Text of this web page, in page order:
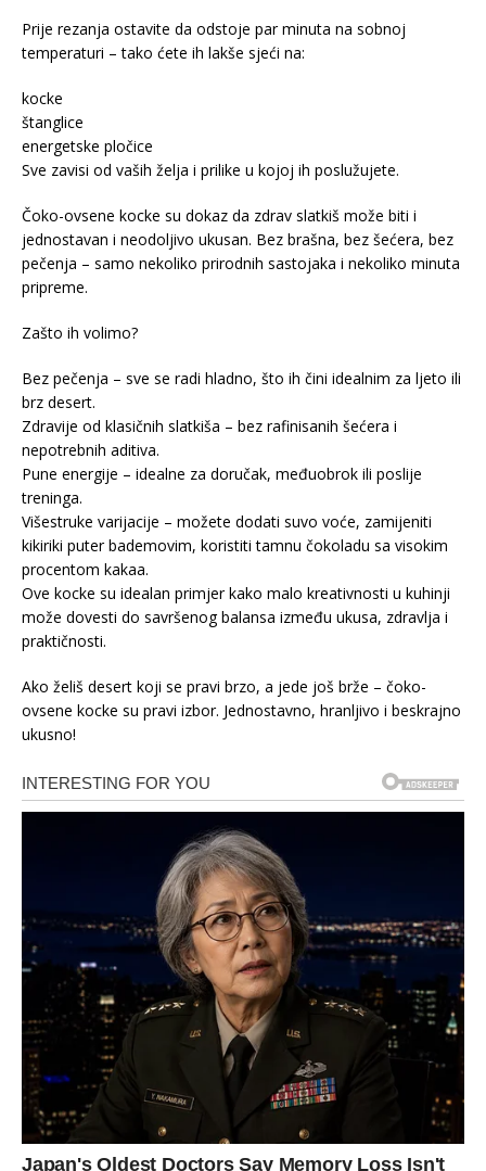
Prije rezanja ostavite da odstoje par minuta na sobnoj
temperaturi – tako ćete ih lakše sjeći na:
kocke
štanglice
energetske pločice
Sve zavisi od vaših želja i prilike u kojoj ih poslužujete.
Čoko-ovsene kocke su dokaz da zdrav slatkiš može biti i
jednostavan i neodoljivo ukusan. Bez brašna, bez šećera, bez
pečenja – samo nekoliko prirodnih sastojaka i nekoliko minuta
pripreme.
Zašto ih volimo?
Bez pečenja – sve se radi hladno, što ih čini idealnim za ljeto ili
brz desert.
Zdravije od klasičnih slatkiša – bez rafinisanih šećera i
nepotrebnih aditiva.
Pune energije – idealne za doručak, međuobrok ili poslije
treninga.
Višestruke varijacije – možete dodati suvo voće, zamijeniti
kikiriki puter bademovim, koristiti tamnu čokoladu sa visokim
procentom kakaa.
Ove kocke su idealan primjer kako malo kreativnosti u kuhinji
može dovesti do savršenog balansa između ukusa, zdravlja i
praktičnosti.
Ako želiš desert koji se pravi brzo, a jede još brže – čoko-
ovsene kocke su pravi izbor. Jednostavno, hranljivo i beskrajno
ukusno!